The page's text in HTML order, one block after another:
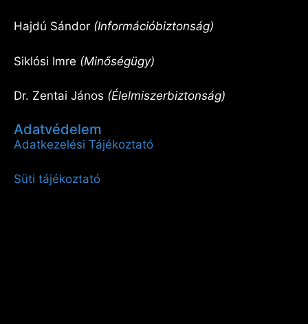
Hajdú Sándor (Információbiztonság)
Siklósi Imre (Minőségügy)
Dr. Zentai János (Élelmiszerbiztonság)
Adatvédelem
Adatkezelési Tájékoztató
Süti tájékoztató